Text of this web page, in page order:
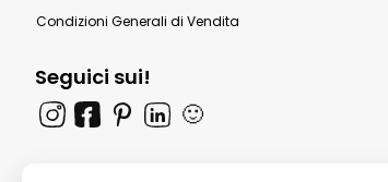
Condizioni Generali di Vendita
Seguici sui!
🙂